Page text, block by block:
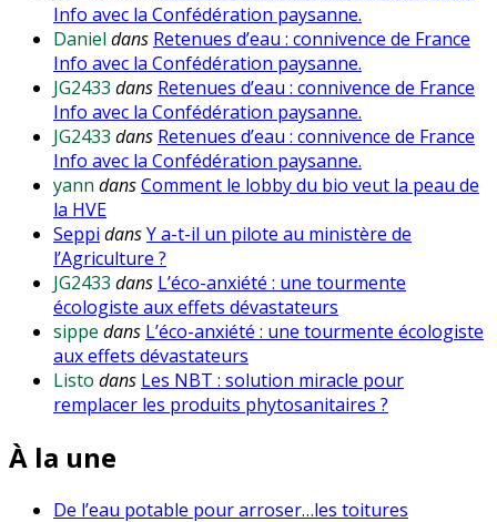
Info avec la Confédération paysanne.
Daniel dans Retenues d’eau : connivence de France
Info avec la Confédération paysanne.
JG2433 dans Retenues d’eau : connivence de France
Info avec la Confédération paysanne.
JG2433 dans Retenues d’eau : connivence de France
Info avec la Confédération paysanne.
yann dansComment le lobby du bio veut la peau de
la HVE
Seppi dansY a-t-il un pilote au ministère de
l’Agriculture ?
JG2433 dans L’éco-anxiété : une tourmente
écologiste aux effets dévastateurs
sippe dans L’éco-anxiété : une tourmente écologiste
aux effets dévastateurs
Listo dans Les NBT : solution miracle pour
remplacer les produits phytosanitaires ?
À la une
De l’eau potable pour arroser…les toitures